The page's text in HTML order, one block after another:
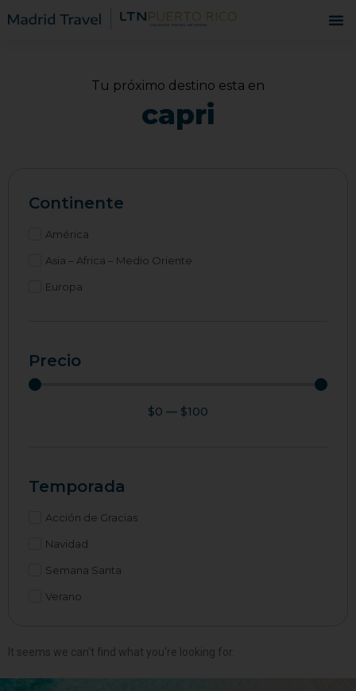
Tu próximo destino esta en
capri
Continente
América
Asia – Africa – Medio Oriente
Europa
Precio
$0 — $100
Temporada
Acción de Gracias
Navidad
Semana Santa
Verano
It seems we can't find what you're looking for.